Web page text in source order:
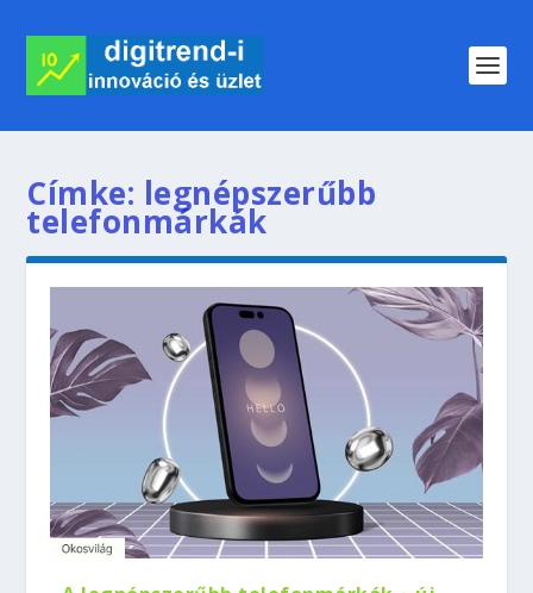
Címke: legnépszerűbb
telefonmárkák